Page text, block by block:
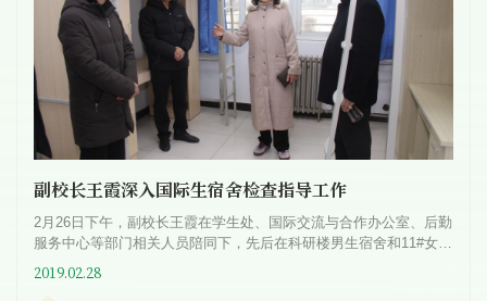
副校长王霞深入国际生宿舍检查指导工作
2月26日下午，副校长王霞在学生处、国际交流与合作办公室、后勤
服务中心等部门相关人员陪同下，先后在科研楼男生宿舍和11#女生
2019.02.28